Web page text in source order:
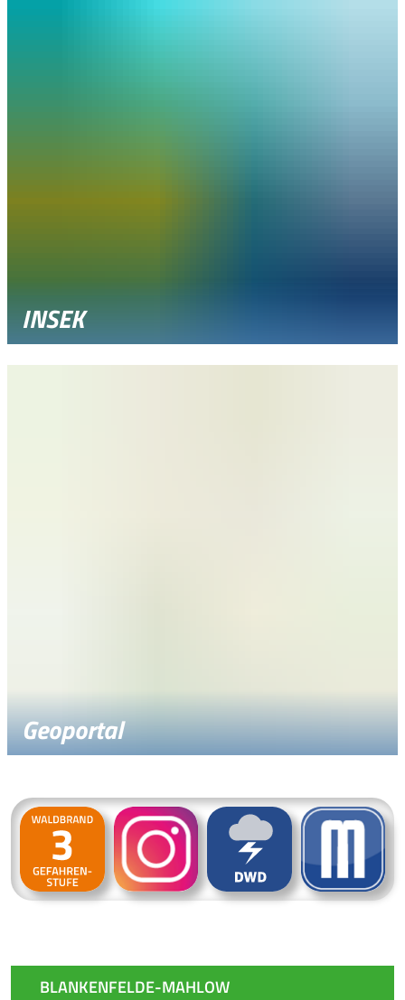
INSEK
Geoportal
BLANKENFELDE-MAHLOW